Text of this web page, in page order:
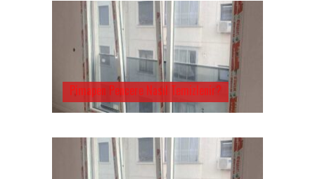
Pimapen Pencere Nasıl Temizlenir?